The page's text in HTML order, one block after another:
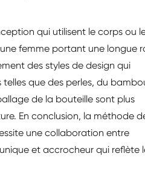
qui utilisent le corps ou
femme portant une longue
des styles de design qui
que des perles, du
de la bouteille sont plus
En conclusion, la méthode
une collaboration entre
et accrocheur qui reflète